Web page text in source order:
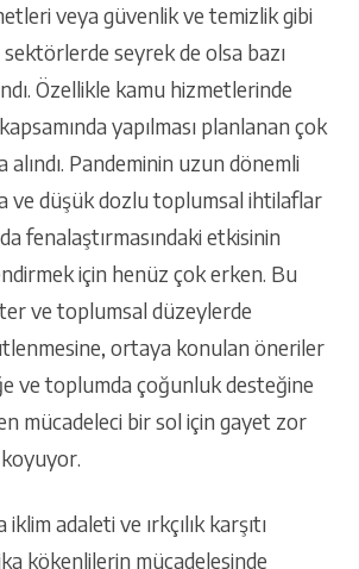
veya güvenlik ve temizlik gibi
sektörlerde seyrek de olsa bazı
Özellikle kamu hizmetlerinde
yapılması planlanan çok
alındı. Pandeminin uzun dönemli
ve düşük dozlu toplumsal ihtilaflar
fenalaştırmasındaki etkisinin
için henüz çok erken. Bu
ve toplumsal düzeylerde
ortaya konulan öneriler
ve toplumda çoğunluk desteğine
mücadeleci bir sol için gayet zor
adaleti ve ırkçılık karşıtı
kökenlilerin mücadelesinde